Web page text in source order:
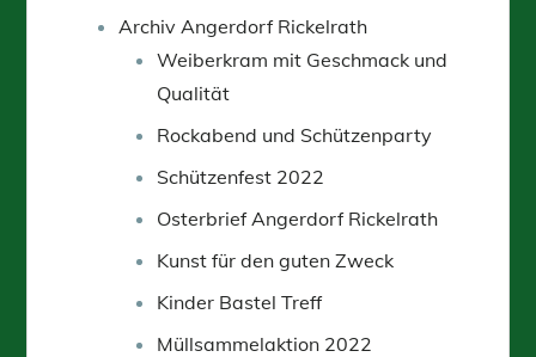
Archiv Angerdorf Rickelrath
Weiberkram mit Geschmack und
Qualität
Rockabend und Schützenparty
Schützenfest 2022
Osterbrief Angerdorf Rickelrath
Kunst für den guten Zweck
Kinder Bastel Treff
Müllsammelaktion 2022